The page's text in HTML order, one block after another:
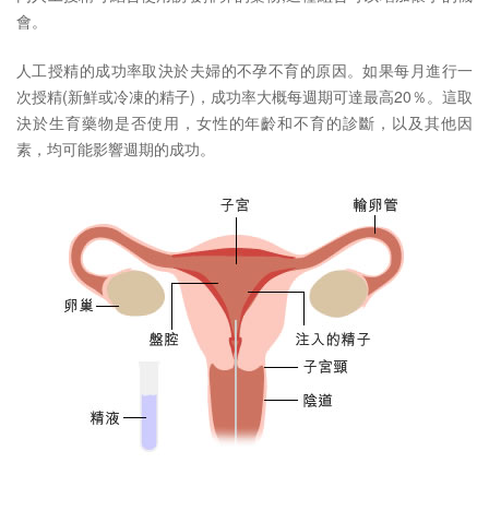
會。
人工授精的成功率取決於夫婦的不孕不育的原因。如果每月進行一
次授精(新鮮或冷凍的精子)，成功率大概每週期可達最高20％。這取
決於生育藥物是否使用，女性的年齡和不育的診斷，以及其他因
素，均可能影響週期的成功。